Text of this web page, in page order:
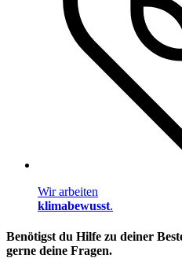
Wir arbeiten
klimabewusst.
Benötigst du Hilfe zu deiner
gerne deine Fragen.